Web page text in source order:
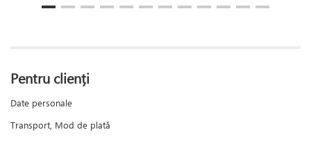
Pentru clienți
Date personale
Transport, Mod de plată